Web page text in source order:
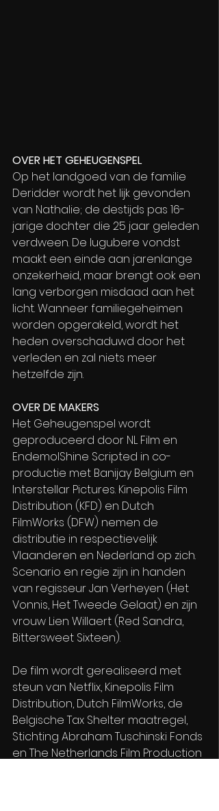
OVER HET GEHEUGENSPEL
Op het landgoed van de familie
Deridder wordt het lijk gevonden
van Nathalie; de destijds pas 16-
jarige dochter die 25 jaar geleden
verdween. De lugubere vondst
maakt een einde aan jarenlange
onzekerheid, maar brengt ook een
lang verborgen misdaad aan het
licht. Wanneer familiegeheimen
worden opgerakeld, wordt het
heden overschaduwd door het
verleden en zal niets meer
hetzelfde zijn.
OVER DE MAKERS
Het Geheugenspel wordt
geproduceerd door NL Film en
EndemolShine Scripted in co-
productie met Banijay Belgium en
Interstellar Pictures. Kinepolis Film
Distribution (KFD) en Dutch
FilmWorks (DFW) nemen de
distributie in respectievelijk
Vlaanderen en Nederland op zich.
Scenario en regie zijn in handen
van regisseur Jan Verheyen (Het
Vonnis, Het Tweede Gelaat) en zijn
vrouw Lien Willaert (Red Sandra,
Bittersweet Sixteen).
De film wordt gerealiseerd met
steun van Netflix, Kinepolis Film
Distribution, Dutch FilmWorks, de
Belgische Tax Shelter maatregel,
Stichting Abraham Tuschinski Fonds
en The Netherlands Film Production